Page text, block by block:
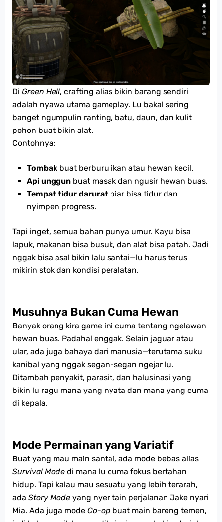
Di Green Hell, crafting alias bikin barang sendiri
adalah nyawa utama gameplay. Lu bakal sering
banget ngumpulin ranting, batu, daun, dan kulit
pohon buat bikin alat.
Contohnya:
Tombak buat berburu ikan atau hewan kecil.
Api unggun buat masak dan ngusir hewan buas.
Tempat tidur darurat biar bisa tidur dan
nyimpen progress.
Tapi inget, semua bahan punya umur. Kayu bisa
lapuk, makanan bisa busuk, dan alat bisa patah. Jadi
nggak bisa asal bikin lalu santai—lu harus terus
mikirin stok dan kondisi peralatan.
Musuhnya Bukan Cuma Hewan
Banyak orang kira game ini cuma tentang ngelawan
hewan buas. Padahal enggak. Selain jaguar atau
ular, ada juga bahaya dari manusia—terutama suku
kanibal yang nggak segan-segan ngejar lu.
Ditambah penyakit, parasit, dan halusinasi yang
bikin lu ragu mana yang nyata dan mana yang cuma
di kepala.
Mode Permainan yang Variatif
Buat yang mau main santai, ada mode bebas alias
Survival Mode di mana lu cuma fokus bertahan
hidup. Tapi kalau mau sesuatu yang lebih terarah,
ada Story Mode yang nyeritain perjalanan Jake nyari
Mia. Ada juga mode Co-op buat main bareng temen,